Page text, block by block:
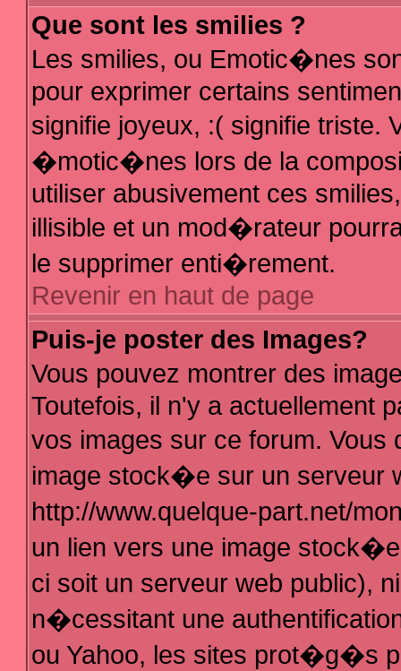
Que sont les smilies ?
Les smilies, ou Emotic�nes
pour exprimer certains
signifie joyeux, :( signifie triste.
�motic�nes lors de la
utiliser abusivement ces
illisible et un mod�rateur
le supprimer enti�rement.
Revenir en haut de page
Puis-je poster des Images?
Vous pouvez montrer des
Toutefois, il n'y a actuellement
vos images sur ce forum.
image stock�e sur un serveur
http://www.quelque-part.net/
un lien vers une image
ci soit un serveur web public),
n�cessitant une
ou Yahoo, les sites prot�g�s